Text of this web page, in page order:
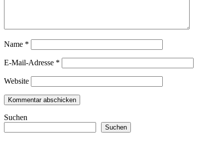
Name *
E-Mail-Adresse *
Website
Suchen
Suchen